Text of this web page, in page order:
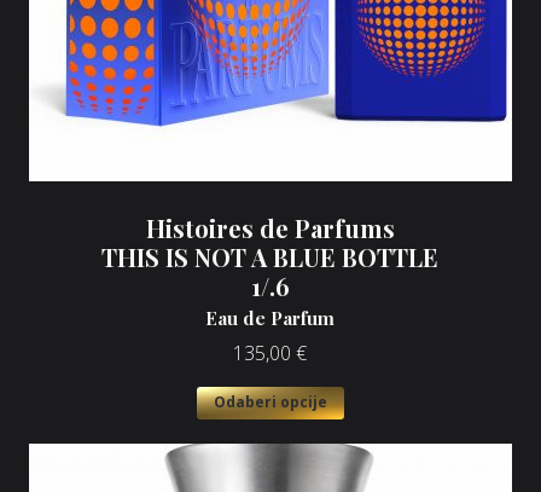
Histoires de Parfums
THIS IS NOT A BLUE BOTTLE
1/.6
Eau de Parfum
135,00 €
Odaberi opcije